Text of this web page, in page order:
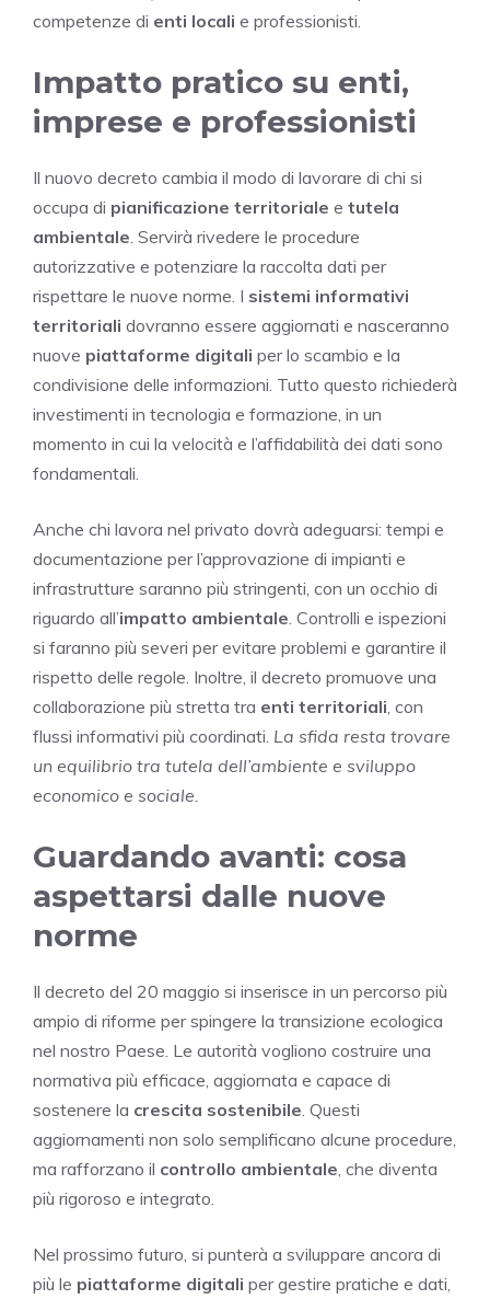
competenze di enti locali e professionisti.
Impatto pratico su enti,
imprese e professionisti
Il nuovo decreto cambia il modo di lavorare di chi si
occupa di pianificazione territoriale e tutela
ambientale . Servirà rivedere le procedure
autorizzative e potenziare la raccolta dati per
rispettare le nuove norme. I sistemi informativi
territoriali dovranno essere aggiornati e nasceranno
nuove piattaforme digitali per lo scambio e la
condivisione delle informazioni. Tutto questo richiederà
investimenti in tecnologia e formazione, in un
momento in cui la velocità e l’affidabilità dei dati sono
fondamentali.
Anche chi lavora nel privato dovrà adeguarsi: tempi e
documentazione per l’approvazione di impianti e
infrastrutture saranno più stringenti, con un occhio di
riguardo all’impatto ambientale . Controlli e ispezioni
si faranno più severi per evitare problemi e garantire il
rispetto delle regole. Inoltre, il decreto promuove una
collaborazione più stretta tra enti territoriali , con
flussi informativi più coordinati. La sfida resta trovare
un equilibrio tra tutela dell’ambiente e sviluppo
economico e sociale.
Guardando avanti: cosa
aspettarsi dalle nuove
norme
Il decreto del 20 maggio si inserisce in un percorso più
ampio di riforme per spingere la transizione ecologica
nel nostro Paese. Le autorità vogliono costruire una
normativa più efficace, aggiornata e capace di
sostenere la crescita sostenibile . Questi
aggiornamenti non solo semplificano alcune procedure,
ma rafforzano il controllo ambientale , che diventa
più rigoroso e integrato.
Nel prossimo futuro, si punterà a sviluppare ancora di
più le piattaforme digitali per gestire pratiche e dati,